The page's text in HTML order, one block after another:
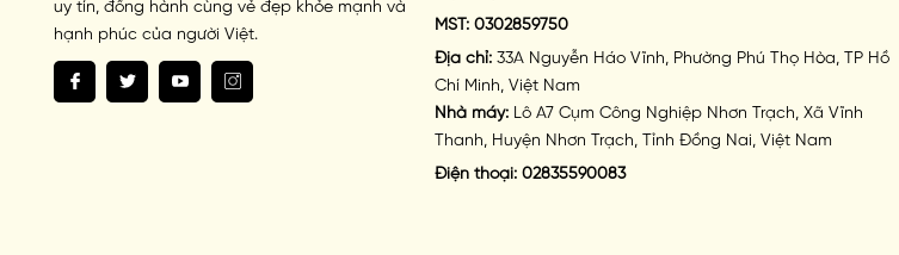
uy tín, đồng hành cùng vẻ đẹp khỏe mạnh và
hạnh phúc của người Việt.
MST: 0302859750
Địa chỉ: 33A Nguyễn Háo Vĩnh, Phường Phú Thọ Hòa, TP Hồ
Chí Minh, Việt Nam
Nhà máy:Lô A7 Cụm Công Nghiệp Nhơn Trạch, Xã Vĩnh
Thanh, Huyện Nhơn Trạch, Tỉnh Đồng Nai, Việt Nam
Điện thoại: 02835590083